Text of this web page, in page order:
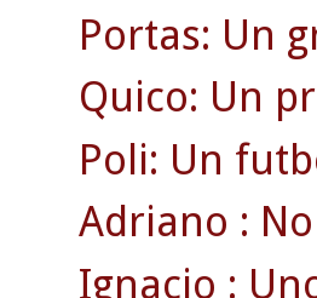
Portas: Un
Quico: Un
Poli: Un
Adriano :
Ignacio :